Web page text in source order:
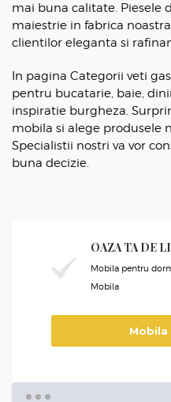
mai buna calitate. Piesele
maiestrie in fabrica
clientilor eleganta si
In pagina Categorii veti
pentru bucatarie, baie,
inspiratie burgheza.
mobila si alege produsele
Specialistii nostri va vor
buna decizie.
OAZA TA DE
Mobila pentru
Mobila